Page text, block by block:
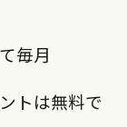
毎月
トは無料で